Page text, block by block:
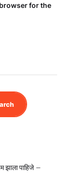
for the
झाला पाहिजे –